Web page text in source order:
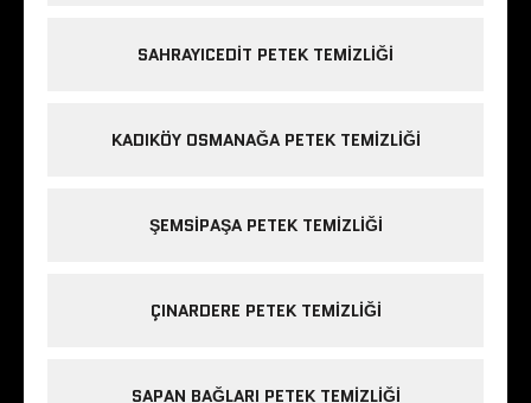
SAHRAYICEDIT PETEK TEMIZLIĞI
KADIKÖY OSMANAĞA PETEK TEMIZLIĞI
ŞEMSIPAŞA PETEK TEMIZLIĞI
ÇINARDERE PETEK TEMIZLIĞI
SAPAN BAĞLARI PETEK TEMIZLIĞI